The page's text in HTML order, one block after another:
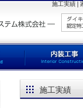
施工実績 |
施工実績